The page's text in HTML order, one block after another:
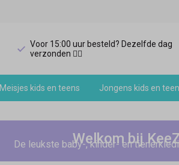
Voor 15:00 uur besteld? Dezelfde dag
verzonden 🏃‍♀️
Meisjes kids en teens Jongens kids en
Welkom bij
De leukste baby-, kinder- en